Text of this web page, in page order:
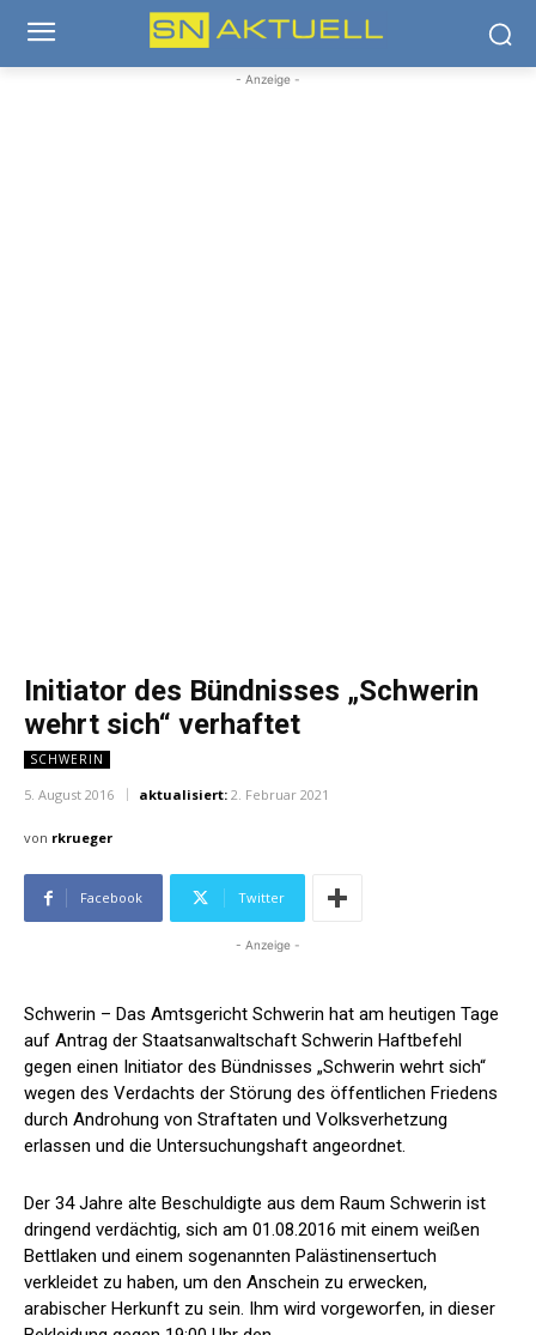
- Anzeige -
Initiator des Bündnisses „Schwerin
wehrt sich“ verhaftet
SCHWERIN
5. August 2016 aktualisiert: 2. Februar 2021
von rkrueger
Facebook Twitter
- Anzeige -
Schwerin – Das Amtsgericht Schwerin hat am heutigen Tage
auf Antrag der Staatsanwaltschaft Schwerin Haftbefehl
gegen einen Initiator des Bündnisses „Schwerin wehrt sich“
wegen des Verdachts der Störung des öffentlichen Friedens
durch Androhung von Straftaten und Volksverhetzung
erlassen und die Untersuchungshaft angeordnet.
Der 34 Jahre alte Beschuldigte aus dem Raum Schwerin ist
dringend verdächtig, sich am 01.08.2016 mit einem weißen
Bettlaken und einem sogenannten Palästinensertuch
verkleidet zu haben, um den Anschein zu erwecken,
arabischer Herkunft zu sein. Ihm wird vorgeworfen, in dieser